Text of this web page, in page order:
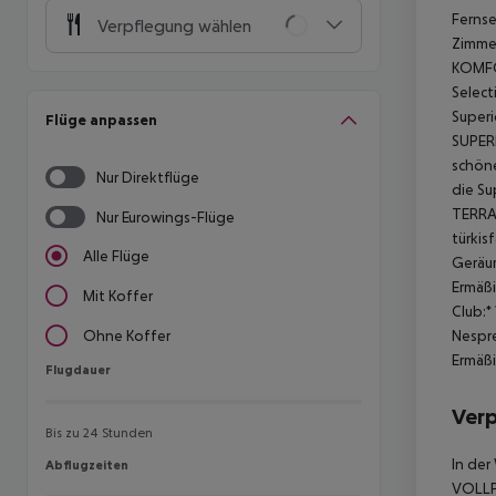
Verpflegung wählen
Flüge anpassen
Nur Direktflüge
Nur Eurowings-Flüge
Alle Flüge
Mit Koffer
Ohne Koffer
Flugdauer
Flugdauer
Bis zu 24 Stunden
Abflugzeiten
Abflugzeiten
die
Club:*
In der